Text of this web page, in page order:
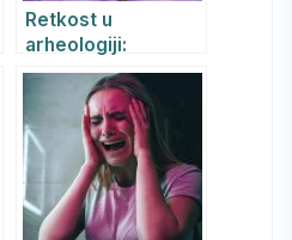
Retkost u
arheologiji:
Pronađen mozak
star 2.600 godina!